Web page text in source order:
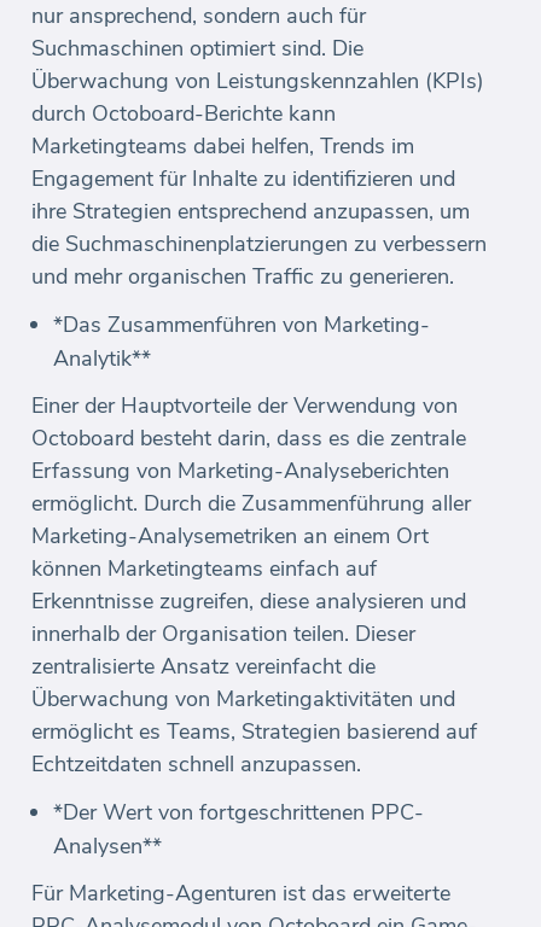
nur ansprechend, sondern auch für
Suchmaschinen optimiert sind. Die
Überwachung von Leistungskennzahlen (KPIs)
durch Octoboard-Berichte kann
Marketingteams dabei helfen, Trends im
Engagement für Inhalte zu identifizieren und
ihre Strategien entsprechend anzupassen, um
die Suchmaschinenplatzierungen zu verbessern
und mehr organischen Traffic zu generieren.
*Das Zusammenführen von Marketing-
Analytik**
Einer der Hauptvorteile der Verwendung von
Octoboard besteht darin, dass es die zentrale
Erfassung von Marketing-Analyseberichten
ermöglicht. Durch die Zusammenführung aller
Marketing-Analysemetriken an einem Ort
können Marketingteams einfach auf
Erkenntnisse zugreifen, diese analysieren und
innerhalb der Organisation teilen. Dieser
zentralisierte Ansatz vereinfacht die
Überwachung von Marketingaktivitäten und
ermöglicht es Teams, Strategien basierend auf
Echtzeitdaten schnell anzupassen.
*Der Wert von fortgeschrittenen PPC-
Analysen**
Für Marketing-Agenturen ist das erweiterte